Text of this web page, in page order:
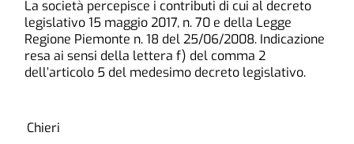
La società percepisce i contributi di cui al decreto
legislativo 15 maggio 2017, n. 70 e della Legge
Regione Piemonte n. 18 del 25/06/2008. Indicazione
resa ai sensi della lettera f) del comma 2
dell’articolo 5 del medesimo decreto legislativo.
Chieri